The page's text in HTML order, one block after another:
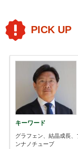
PICK UP
キーワード
グラフェン、結晶成長
ンナノチューブ